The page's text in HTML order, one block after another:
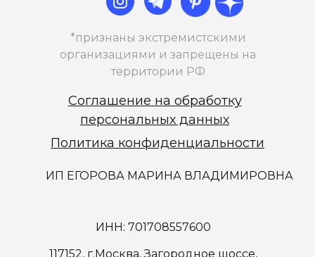
ИП ЕГОРОВА МАРИНА ВЛАДИМИРОВНА
ИНН: 701708557600
117152, г.Москва, Загородное шоссе,
Соглашение на обработку
персональных данных
Политика конфиденциальности
*признаны экстремистскими
организациями и запрещены на
территории РФ